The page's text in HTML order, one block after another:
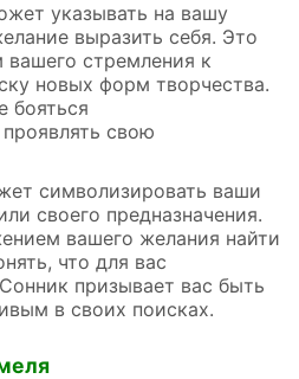
указывать на вашу
выразить себя. Это
стремления к
новых форм творчества.
бояться
свою
символизировать ваши
своего предназначения.
вашего желания найти
что для вас
призывает вас быть
в своих поисках.